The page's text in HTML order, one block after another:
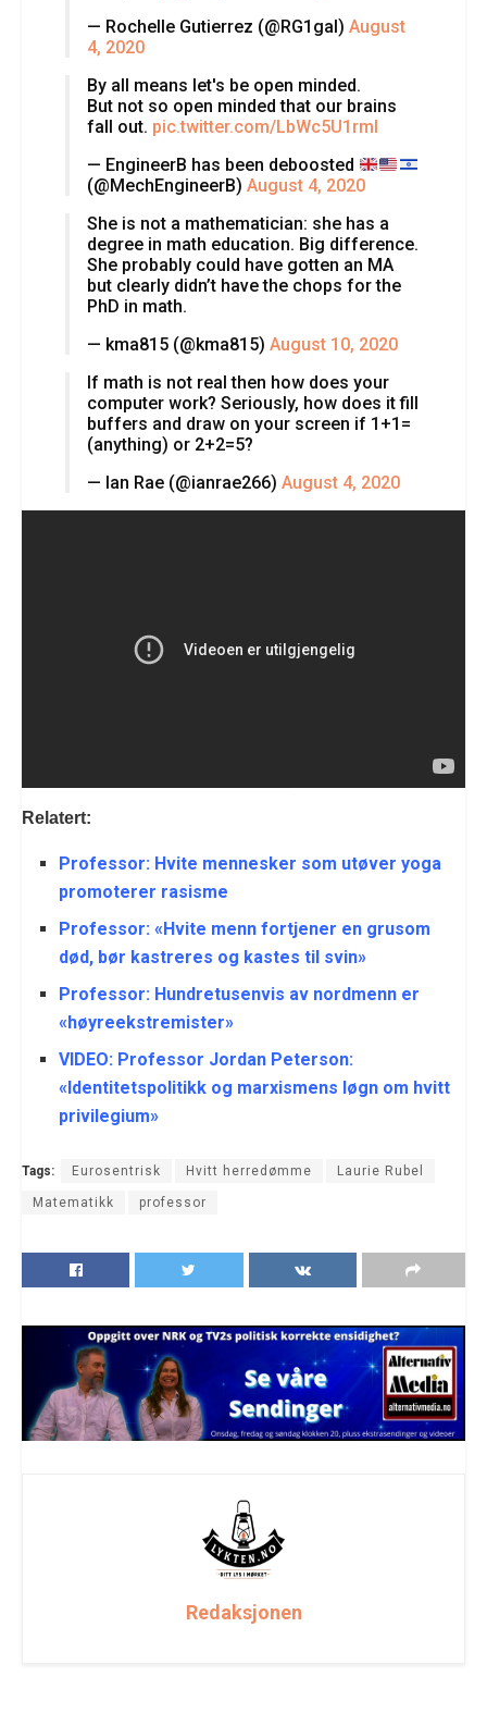
— Rochelle Gutierrez (@RG1gal) August
4, 2020
By all means let's be open minded.
But not so open minded that our brains
fall out. pic.twitter.com/LbWc5U1rml
— EngineerB has been deboosted
(@MechEngineerB) August 4, 2020
She is not a mathematician: she has a
degree in math education. Big difference.
She probably could have gotten an MA
but clearly didn’t have the chops for the
PhD in math.
— kma815 (@kma815) August 10, 2020
If math is not real then how does your
computer work? Seriously, how does it fill
buffers and draw on your screen if 1+1=
(anything) or 2+2=5?
— Ian Rae (@ianrae266) August 4, 2020
Relatert:
Professor: Hvite mennesker som utøver yoga
promoterer rasisme
Professor: «Hvite menn fortjener en grusom
død, bør kastreres og kastes til svin»
Professor: Hundretusenvis av nordmenn er
«høyreekstremister»
VIDEO: Professor Jordan Peterson:
«Identitetspolitikk og marxismens løgn om hvitt
privilegium»
Tags: Eurosentrisk Hvitt herredømme Laurie Rubel
Matematikk professor
Redaksjonen